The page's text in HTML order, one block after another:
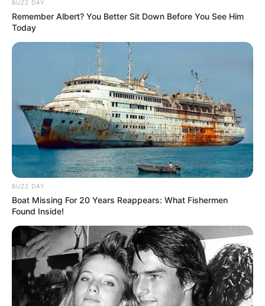
BUZZ DAY
Remember Albert? You Better Sit Down Before You See Him
Today
BUZZ DAY
Boat Missing For 20 Years Reappears: What Fishermen
Found Inside!